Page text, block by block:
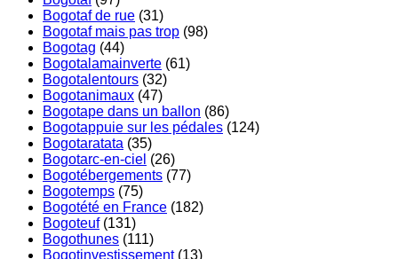
Bogotaf de rue (31)
Bogotaf mais pas trop (98)
Bogotag (44)
Bogotalamainverte (61)
Bogotalentours (32)
Bogotanimaux (47)
Bogotape dans un ballon (86)
Bogotappuie sur les pédales (124)
Bogotaratata (35)
Bogotarc-en-ciel (26)
Bogotébergements (77)
Bogotemps (75)
Bogotété en France (182)
Bogoteuf(131)
Bogothunes (111)
Bogotinvestissement(13)